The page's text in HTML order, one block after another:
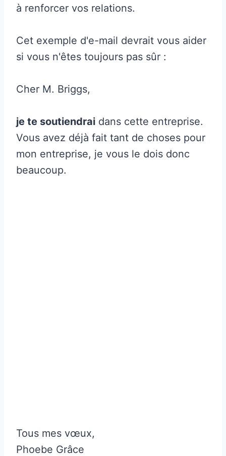
à renforcer vos relations.
Cet exemple d'e-mail devrait vous aider
si vous n'êtes toujours pas sûr :
Cher M. Briggs,
je te soutiendrai dans cette entreprise.
Vous avez déjà fait tant de choses pour
mon entreprise, je vous le dois donc
beaucoup.
Tous mes vœux,
Phoebe Grâce